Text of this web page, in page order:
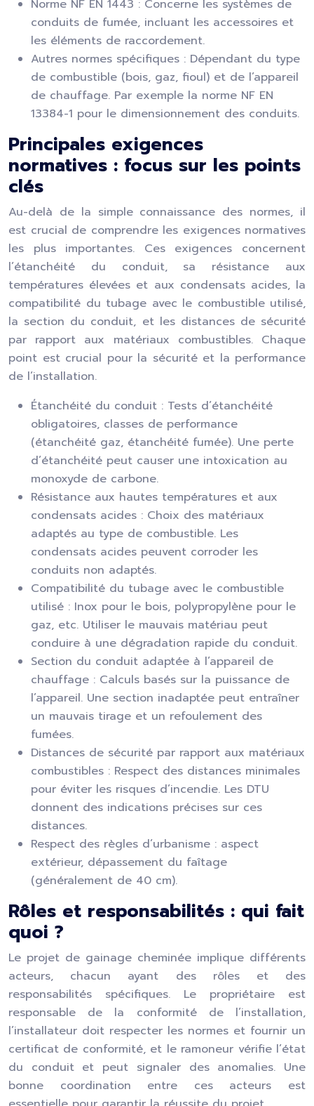
Norme NF EN 1443 : Concerne les systèmes de
conduits de fumée, incluant les accessoires et
les éléments de raccordement.
Autres normes spécifiques : Dépendant du type
de combustible (bois, gaz, fioul) et de l’appareil
de chauffage. Par exemple la norme NF EN
13384-1 pour le dimensionnement des conduits.
Principales exigences
normatives : focus sur les points
clés
Au-delà de la simple connaissance des normes, il
est crucial de comprendre les exigences normatives
les plus importantes. Ces exigences concernent
l’étanchéité du conduit, sa résistance aux
températures élevées et aux condensats acides, la
compatibilité du tubage avec le combustible utilisé,
la section du conduit, et les distances de sécurité
par rapport aux matériaux combustibles. Chaque
point est crucial pour la sécurité et la performance
de l’installation.
Étanchéité du conduit : Tests d’étanchéité
obligatoires, classes de performance
(étanchéité gaz, étanchéité fumée). Une perte
d’étanchéité peut causer une intoxication au
monoxyde de carbone.
Résistance aux hautes températures et aux
condensats acides : Choix des matériaux
adaptés au type de combustible. Les
condensats acides peuvent corroder les
conduits non adaptés.
Compatibilité du tubage avec le combustible
utilisé : Inox pour le bois, polypropylène pour le
gaz, etc. Utiliser le mauvais matériau peut
conduire à une dégradation rapide du conduit.
Section du conduit adaptée à l’appareil de
chauffage : Calculs basés sur la puissance de
l’appareil. Une section inadaptée peut entraîner
un mauvais tirage et un refoulement des
fumées.
Distances de sécurité par rapport aux matériaux
combustibles : Respect des distances minimales
pour éviter les risques d’incendie. Les DTU
donnent des indications précises sur ces
distances.
Respect des règles d’urbanisme : aspect
extérieur, dépassement du faîtage
(généralement de 40 cm).
Rôles et responsabilités : qui fait
quoi ?
Le projet de gainage cheminée implique différents
acteurs, chacun ayant des rôles et des
responsabilités spécifiques. Le propriétaire est
responsable de la conformité de l’installation,
l’installateur doit respecter les normes et fournir un
certificat de conformité, et le ramoneur vérifie l’état
du conduit et peut signaler des anomalies. Une
bonne coordination entre ces acteurs est